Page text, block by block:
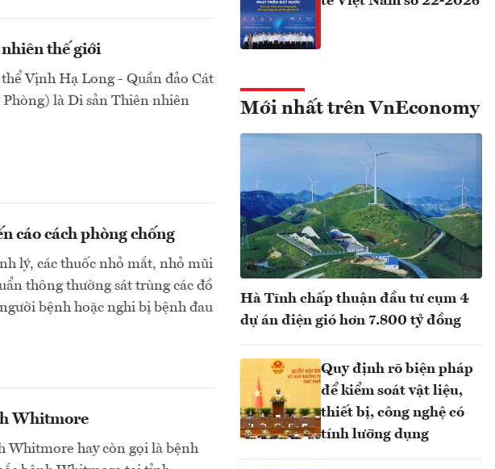
thế giới
Vịnh Hạ Long - Quần đảo Cát
là Di sản Thiên nhiên
cáo cách phòng chống
lý, các thuốc nhỏ mắt, nhỏ mũi
thông thường sát trùng các đồ
bệnh hoặc nghi bị bệnh đau
Whitmore
Whitmore hay còn gọi là bệnh
Mới nhất trên VnEconomy
Hà Tĩnh chấp thuận đầu tư cụm 4
dự án điện gió hơn 7.800 tỷ đồng
Quy định rõ biện pháp
để kiểm soát vật liệu,
thiết bị, công nghệ có
tính lưỡng dụng